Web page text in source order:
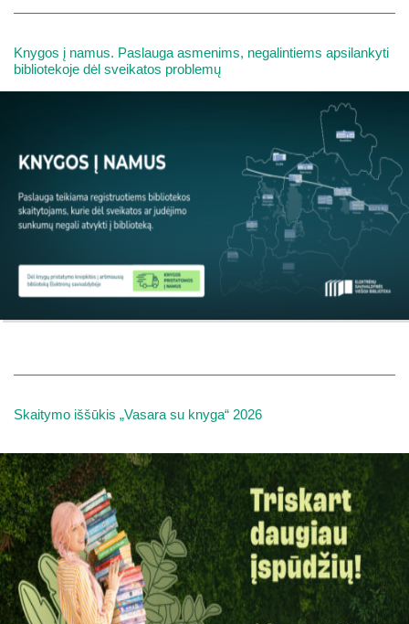
Knygos į namus. Paslauga asmenims, negalintiems apsilankyti
bibliotekoje dėl sveikatos problemų
Skaitymo iššūkis „Vasara su knyga“ 2026